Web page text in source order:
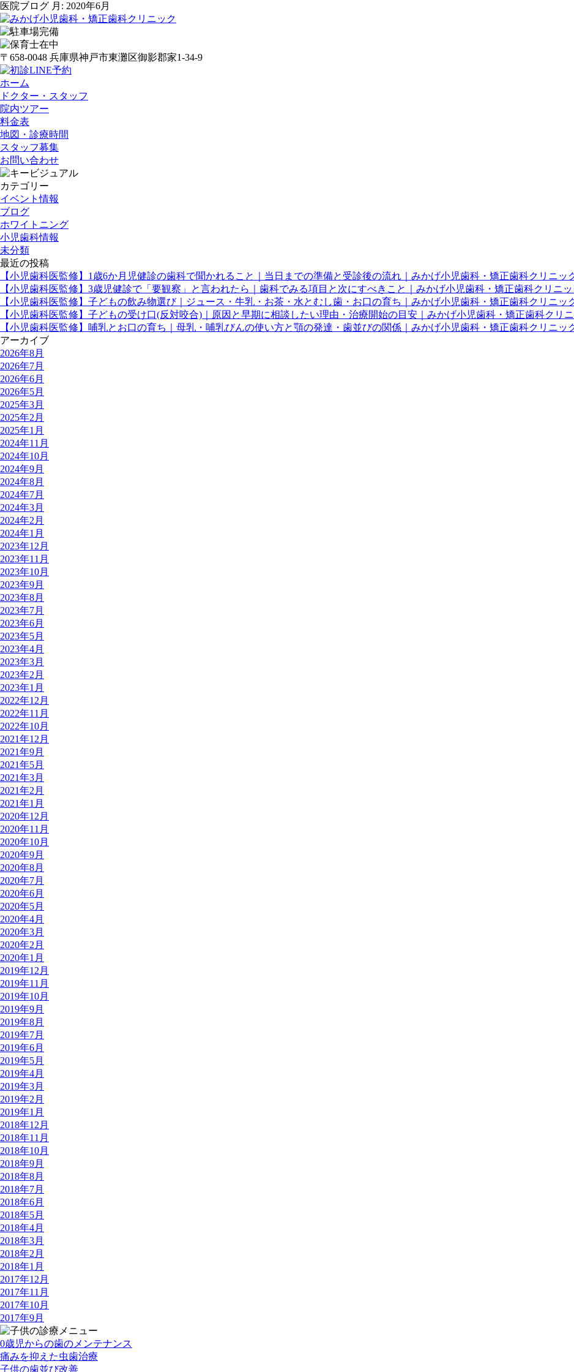
医院ブログ 月: 2020年6月
〒658-0048 兵庫県神戸市東灘区御影郡家1-34-9
ホーム
ドクター・スタッフ
院内ツアー
料金表
地図・診療時間
スタッフ募集
お問い合わせ
カテゴリー
イベント情報
ブログ
ホワイトニング
小児歯科情報
未分類
最近の投稿
【小児歯科医監修】1歳6か月児健診の歯科で聞かれること｜当日までの準備と受診後の流れ｜みかげ小児歯科・矯正歯科クリニッ
【小児歯科医監修】3歳児健診で「要観察」と言われたら｜歯科でみる項目と次にすべきこと｜みかげ小児歯科・矯正歯科クリニ
【小児歯科医監修】子どもの飲み物選び｜ジュース・牛乳・お茶・水とむし歯・お口の育ち｜みかげ小児歯科・矯正歯科クリニッ
【小児歯科医監修】子どもの受け口(反対咬合)｜原因と早期に相談したい理由・治療開始の目安｜みかげ小児歯科・矯正歯科クリ
【小児歯科医監修】哺乳とお口の育ち｜母乳・哺乳びんの使い方と顎の発達・歯並びの関係｜みかげ小児歯科・矯正歯科クリニッ
アーカイブ
2026年8月
2026年7月
2026年6月
2026年5月
2025年3月
2025年2月
2025年1月
2024年11月
2024年10月
2024年9月
2024年8月
2024年7月
2024年3月
2024年2月
2024年1月
2023年12月
2023年11月
2023年10月
2023年9月
2023年8月
2023年7月
2023年6月
2023年5月
2023年4月
2023年3月
2023年2月
2023年1月
2022年12月
2022年11月
2022年10月
2021年12月
2021年9月
2021年5月
2021年3月
2021年2月
2021年1月
2020年12月
2020年11月
2020年10月
2020年9月
2020年8月
2020年7月
2020年6月
2020年5月
2020年4月
2020年3月
2020年2月
2020年1月
2019年12月
2019年11月
2019年10月
2019年9月
2019年8月
2019年7月
2019年6月
2019年5月
2019年4月
2019年3月
2019年2月
2019年1月
2018年12月
2018年11月
2018年10月
2018年9月
2018年8月
2018年7月
2018年6月
2018年5月
2018年4月
2018年3月
2018年2月
2018年1月
2017年12月
2017年11月
2017年10月
2017年9月
0歳児からの歯のメンテナンス
痛みを抑えた虫歯治療
子供の歯並び改善